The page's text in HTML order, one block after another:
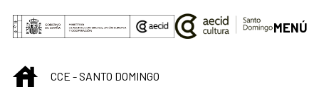
Saltar al contenido principal
MENÚ
INICIOCCE - SANTO DOMINGO